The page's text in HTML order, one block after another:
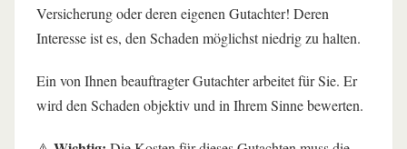
Versicherung oder deren eigenen Gutachter! Deren
Interesse ist es, den Schaden möglichst niedrig zu halten.
Ein von Ihnen beauftragter Gutachter arbeitet für Sie. Er
wird den Schaden objektiv und in Ihrem Sinne bewerten.